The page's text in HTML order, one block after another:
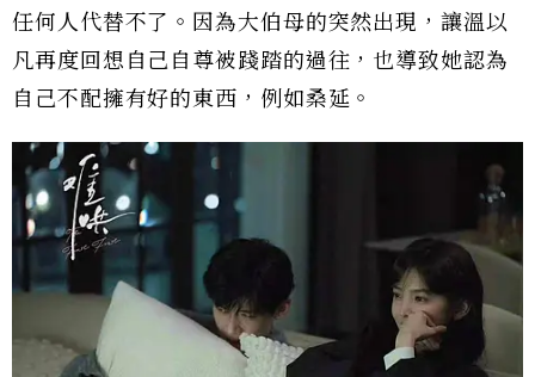
任何人代替不了。因為大伯母的突然出現，讓溫以
凡再度回想自己自尊被踐踏的過往，也導致她認為
自己不配擁有好的東西，例如桑延。